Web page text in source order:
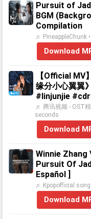
Pursuit of
BGM
Compilation
♬ PineappleChunk
Download
【Official
缘分小心翼翼
#linjunjie
♬ 腾讯视频 - OST
seconds
Download
Winnie Zhang
Pursuit Of
Español ]
♬ Kpopofficial
Download